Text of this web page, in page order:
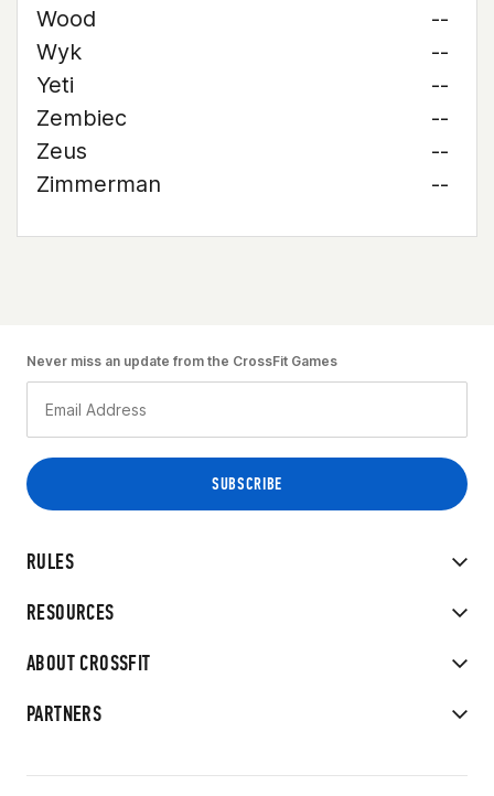
Wood
--
Wyk
--
Yeti
--
Zembiec
--
Zeus
--
Zimmerman
--
RULES
RESOURCES
ABOUT CROSSFIT
PARTNERS
Never miss an update from the CrossFit Games